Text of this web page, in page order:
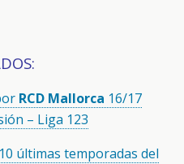
RCD Mallorca 16/17
– Liga 123
últimas temporadas del